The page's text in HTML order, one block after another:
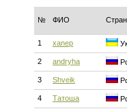
№ ФИО
1 xanep
2 andryha
3 Shveik
4 Татоша